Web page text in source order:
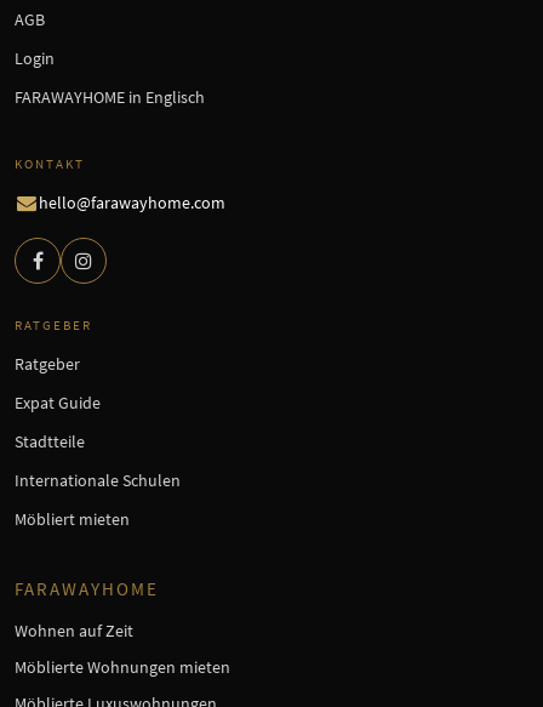
AGB
Login
FARAWAYHOME in Englisch
KONTAKT
hello@farawayhome.com
RATGEBER
Ratgeber
Expat Guide
Stadtteile
Internationale Schulen
Möbliert mieten
FARAWAYHOME
Wohnen auf Zeit
Möblierte Wohnungen mieten